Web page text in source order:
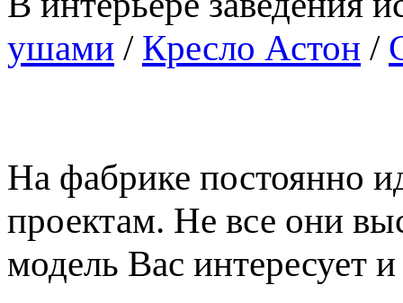
ушами / Кресло Астон /
На фабрике постоянно
проектам. Не все они
модель Вас